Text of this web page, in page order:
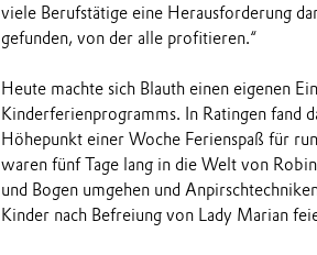
viele Berufstätige eine Herausforderung
gefunden, von der alle profitieren.“
Heute machte sich Blauth einen eigenen
Kinderferienprogramms. In Ratingen fand
Höhepunkt einer Woche Ferienspaß für
waren fünf Tage lang in die Welt von
und Bogen umgehen und
Kinder nach Befreiung von Lady Marian